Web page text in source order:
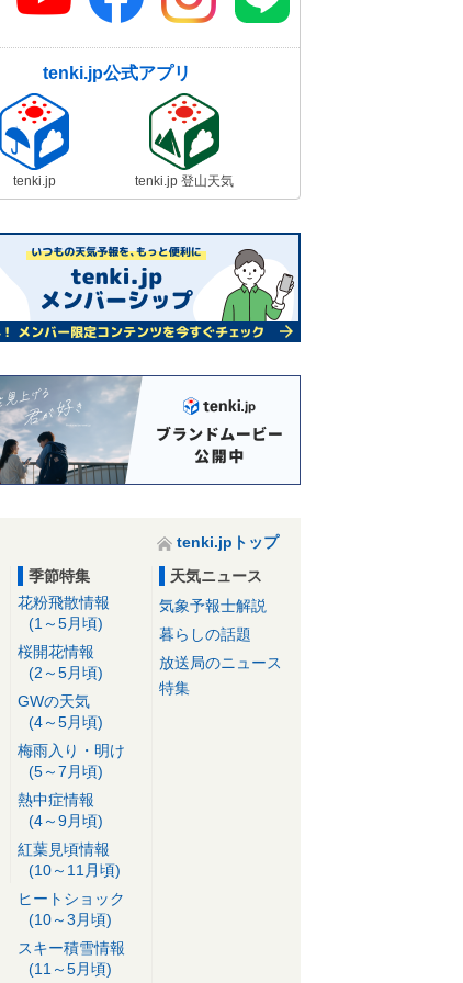
tenki.jp公式アプリ
tenki.jp tenki.jp 登山天気
tenki.jpトップ
季節特集
花粉飛散情報
(1～5月頃)
桜開花情報
(2～5月頃)
GWの天気
(4～5月頃)
梅雨入り・明け
(5～7月頃)
熱中症情報
(4～9月頃)
紅葉見頃情報
(10～11月頃)
ヒートショック
(10～3月頃)
スキー積雪情報
(11～5月頃)
天気ニュース
気象予報士解説
暮らしの話題
放送局のニュース
特集